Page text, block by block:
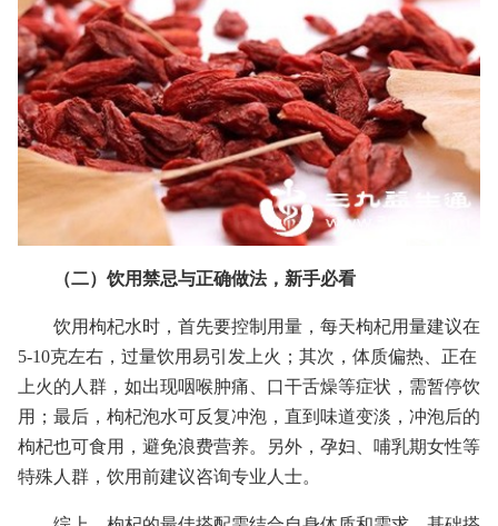
（二）饮用禁忌与正确做法，新手必看
饮用枸杞水时，首先要控制用量，每天枸杞用量建议在
5-10克左右，过量饮用易引发上火；其次，体质偏热、正在
上火的人群，如出现咽喉肿痛、口干舌燥等症状，需暂停饮
用；最后，枸杞泡水可反复冲泡，直到味道变淡，冲泡后的
枸杞也可食用，避免浪费营养。另外，孕妇、哺乳期女性等
特殊人群，饮用前建议咨询专业人士。